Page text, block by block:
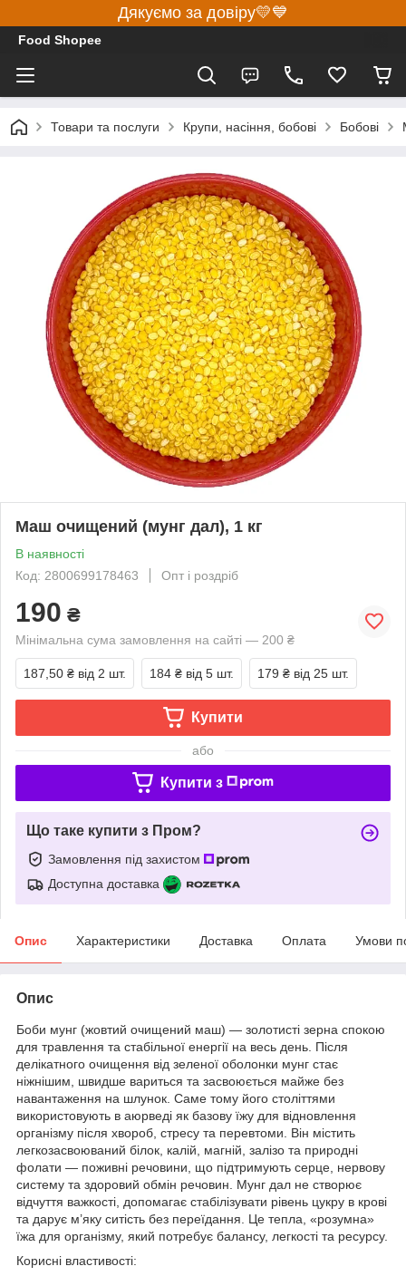
Дякуємо за довіру💛💙
Food Shopee
Товари та послуги Крупи, насіння, бобові Бобові
Маш очищений (мунг дал), 1 кг
В наявності
Код: 2800699178463
Опт і роздріб
190 ₴
Мінімальна сума замовлення на сайті — 200 ₴
187,50 ₴ від 2 шт. 184 ₴ від 5 шт. 179 ₴ від 25 шт.
Купити
або
Купити з
Що таке купити з Пром?
Замовлення під захистом
Доступна доставка
Опис Характеристики Доставка Оплата Умови
Опис
Боби мунг (жовтий очищений маш) — золотисті зерна спокою
для травлення та стабільної енергії на весь день. Після
делікатного очищення від зеленої оболонки мунг стає
ніжнішим, швидше вариться та засвоюється майже без
навантаження на шлунок. Саме тому його століттями
використовують в аюрведі як базову їжу для відновлення
організму після хвороб, стресу та перевтоми. Він містить
легкозасвоюваний білок, калій, магній, залізо та природні
фолати — поживні речовини, що підтримують серце, нервову
систему та здоровий обмін речовин. Мунг дал не створює
відчуття важкості, допомагає стабілізувати рівень цукру в крові
та дарує м’яку ситість без переїдання. Це тепла, «розумна»
їжа для організму, який потребує балансу, легкості та ресурсу.
Корисні властивості: